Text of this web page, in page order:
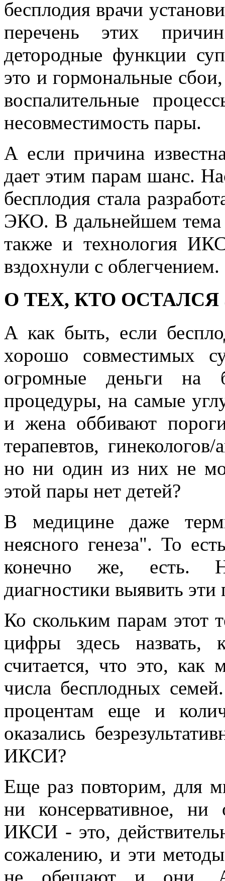
бесплодия врачи
перечень этих
детородные функции
это и гормональные
воспалительные
несовместимость пары.
А если причина
дает этим парам шанс.
бесплодия стала
ЭКО. В дальнейшем тема
также и технология
вздохнули с
О ТЕХ, КТО ОСТАЛСЯ
А как быть, если
хорошо совместимых
огромные деньги на
процедуры, на самые
и жена оббивают
терапевтов,
но ни один из них не
этой пары нет детей?
В медицине даже
неясного генеза". То
конечно же, есть.
диагностики выявить
Ко скольким парам этот
цифры здесь назвать,
считается, что это,
числа бесплодных
процентам еще и
оказались
ИКСИ?
Еще раз повторим, для
ни консервати­вное,
ИКСИ - это,
сожалению, и эти